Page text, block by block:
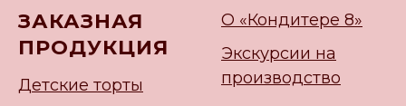
ЗАКАЗНАЯ
ПРОДУКЦИЯ
Детские торты
О «Кондитере 8»
Экскурсии на
производство